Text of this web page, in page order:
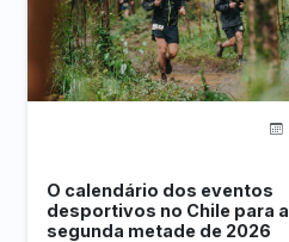
O calendário dos eventos
desportivos no Chile para a
segunda metade de 2026